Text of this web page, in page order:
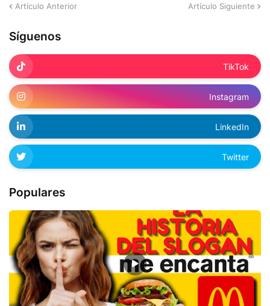
Artículo Anterior Artículo Siguiente
Síguenos
TikTok
Instagram
LinkedIn
Twitter
Populares